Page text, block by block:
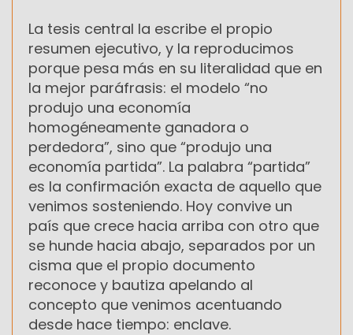
La tesis central la escribe el propio
resumen ejecutivo, y la reproducimos
porque pesa más en su literalidad que en
la mejor paráfrasis: el modelo “no
produjo una economía
homogéneamente ganadora o
perdedora”, sino que “produjo una
economía partida”. La palabra “partida”
es la confirmación exacta de aquello que
venimos sosteniendo. Hoy convive un
país que crece hacia arriba con otro que
se hunde hacia abajo, separados por un
cisma que el propio documento
reconoce y bautiza apelando al
concepto que venimos acentuando
desde hace tiempo: enclave.